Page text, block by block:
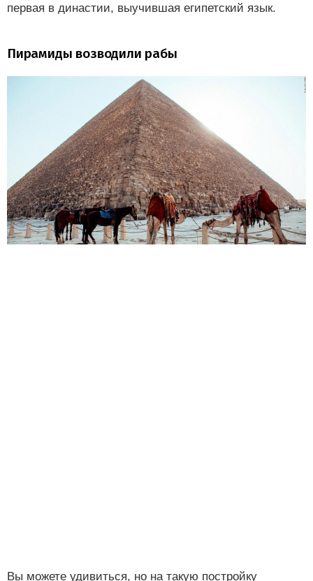
первая в династии, выучившая египетский язык.
Пирамиды возводили рабы
Вы можете удивиться, но на такую постройку